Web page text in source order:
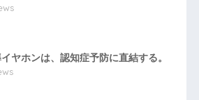
ヤホンは、認知症予防に直結する。